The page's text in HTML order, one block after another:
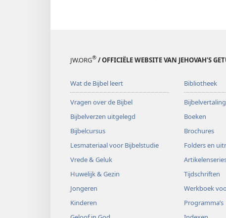
JW.ORG® / OFFICIËLE WEBSITE VAN JEHOVAH’S
Wat de Bijbel leert
Vragen over de Bijbel
Bijbelverzen uitgelegd
Bijbelcursus
Lesmateriaal voor Bijbelstudie
Vrede & Geluk
Huwelijk & Gezin
Jongeren
Kinderen
Bibliotheek
Boeken
Brochures
Folders en
Tijdschriften
Werkboek
Programma’s